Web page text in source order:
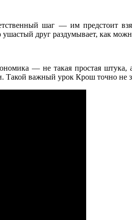
шаг — им предстоит
друг раздумывает, как
— не такая простая
Такой важный урок Крош точно не